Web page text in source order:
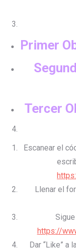
Primer
Tercer
Escanear el
Llenar el
https://
Dar “Like” a